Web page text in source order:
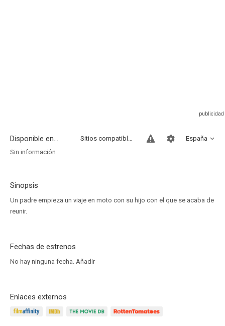
Disponible en... España
Sitios compatibles
Sin información
Sinopsis
Un padre empieza un viaje en moto con su hijo con el que se acaba de
reunir.
Fechas de estrenos
No hay ninguna fecha. Añadir
Enlaces externos